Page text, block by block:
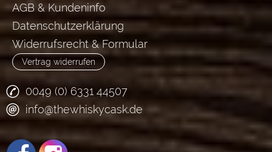
AGB & Kundeninfo
Datenschutzerklärung
Widerrufsrecht & Formular
Vertrag widerrufen
0049 (0) 6331 44507
info@thewhiskycask.de